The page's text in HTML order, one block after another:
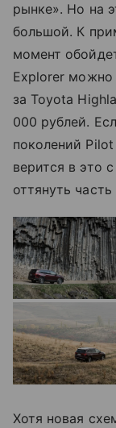
рынке». Но на
большой. К
момент
Explorer можно
за Toyota
000 рублей.
поколений
верится в это
оттянуть
Хотя новая